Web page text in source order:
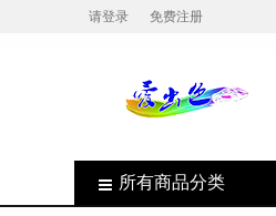
请登录 免费注册
所有商品分类